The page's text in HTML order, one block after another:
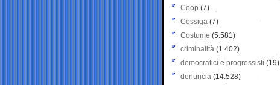
Coop (7)
Cossiga (7)
Costume (5.581)
criminalità (1.402)
democratici e progressisti (19)
denuncia (14.528)